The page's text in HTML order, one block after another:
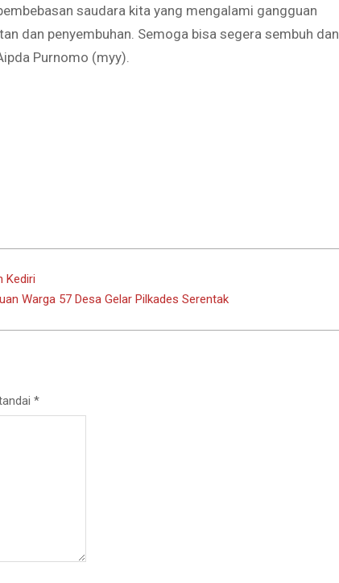
saudara kita yang mengalami gangguan
dan penyembuhan. Semoga bisa segera sembuh dan
Purnomo (myy).
Kediri
Warga 57 Desa Gelar Pilkades Serentak
*